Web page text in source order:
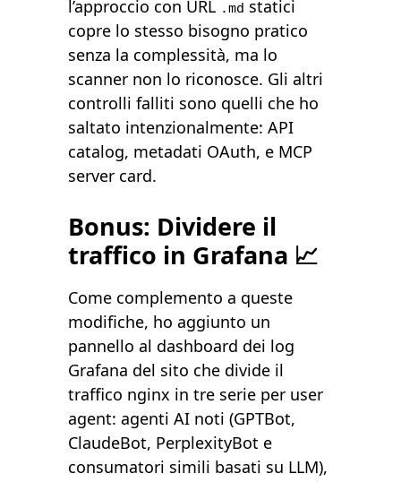
l’approccio con URL .md statici
copre lo stesso bisogno pratico
senza la complessità, ma lo
scanner non lo riconosce. Gli altri
controlli falliti sono quelli che ho
saltato intenzionalmente: API
catalog, metadati OAuth, e MCP
server card.
Bonus: Dividere il
traffico in Grafana 📈
Come complemento a queste
modifiche, ho aggiunto un
pannello al dashboard dei log
Grafana del sito che divide il
traffico nginx in tre serie per user
agent: agenti AI noti (GPTBot,
ClaudeBot, PerplexityBot e
consumatori simili basati su LLM),